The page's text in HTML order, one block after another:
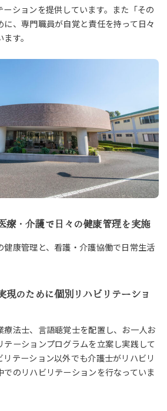
ションを提供しています。また「その
に、専門職員が自覚と責任を持って日々
す。
療・介護で日々の健康管理を実施
健康管理と、看護・介護協働で日常生活
現のために個別リハビリテーショ
療法士、言語聴覚士を配置し、お一人お
テーションプログラムを立案し実践して
テーション以外でも介護士がリハビリ
のリハビリテーションを行なっていま